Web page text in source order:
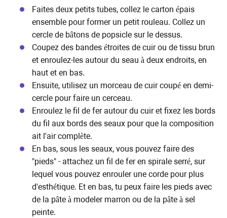
Faites deux petits tubes, collez le carton épais
ensemble pour former un petit rouleau. Collez un
cercle de bâtons de popsicle sur le dessus.
Coupez des bandes étroites de cuir ou de tissu brun
et enroulez-les autour du seau à deux endroits, en
haut et en bas.
Ensuite, utilisez un morceau de cuir coupé en demi-
cercle pour faire un cerceau.
Enroulez le fil de fer autour du cuir et fixez les bords
du fil aux bords des seaux pour que la composition
ait l'air complète.
En bas, sous les seaux, vous pouvez faire des
"pieds" - attachez un fil de fer en spirale serré, sur
lequel vous pouvez enrouler une corde pour plus
d'esthétique. Et en bas, tu peux faire les pieds avec
de la pâte à modeler marron ou de la pâte à sel
peinte.